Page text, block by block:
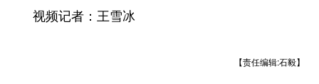
视频记者：王雪冰
【责任编辑:石毅】